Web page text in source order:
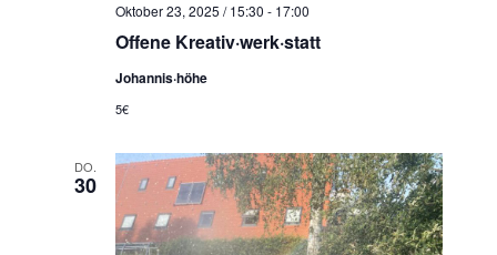
n
Offene Kreativ·werk·statt
Oktober 23, 2025 / 15:30 - 17:00
Johannis·höhe
5€
DO.
30